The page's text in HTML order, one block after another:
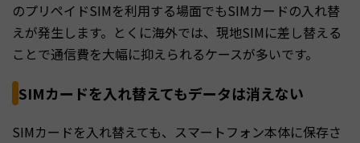
のプリペイドSIMを利用する場面でもSIMカードの入れ替
えが発生します。とくに海外では、現地SIMに差し替える
ことで通信費を大幅に抑えられるケースが多いです。
SIMカードを入れ替えてもデータは消えない
SIMカードを入れ替えても、スマートフォン本体に保存さ